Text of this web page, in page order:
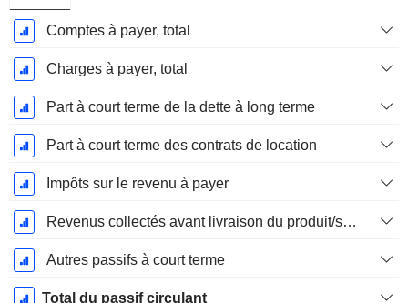
Comptes à payer, total
Charges à payer, total
Part à court terme de la dette à long terme
Part à court terme des contrats de location
Impôts sur le revenu à payer
Revenus collectés avant livraison du produit/service
Autres passifs à court terme
Total du passif circulant